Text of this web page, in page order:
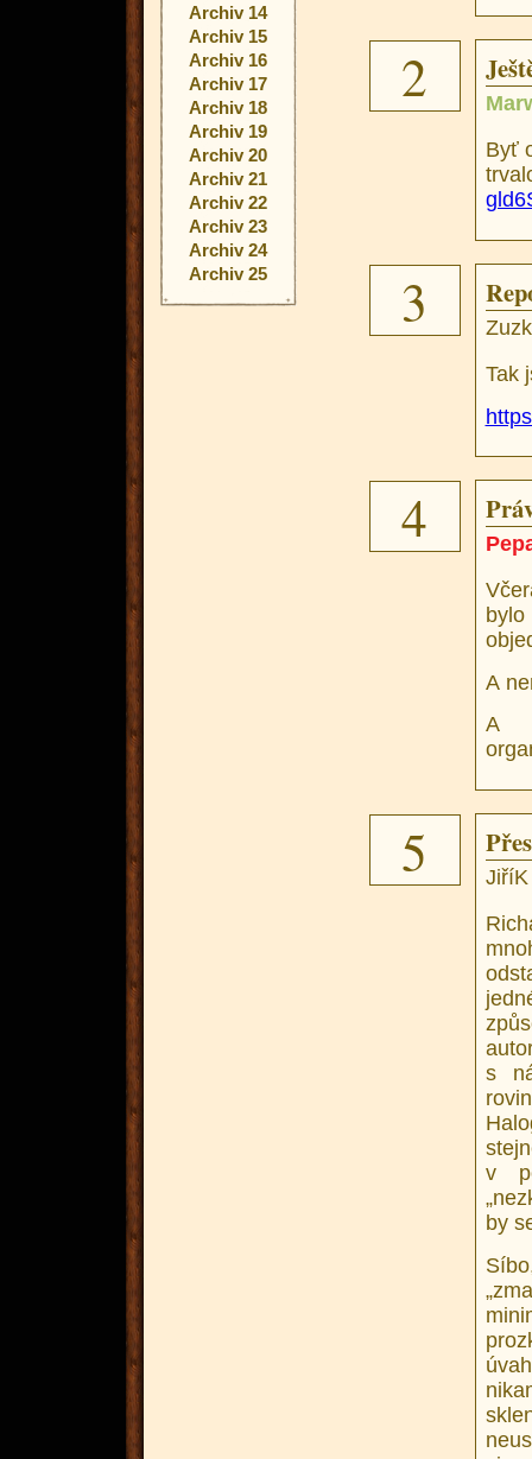
Archiv 14
Archiv 15
Archiv 16
Archiv 17
Archiv 18
Archiv 19
Archiv 20
Archiv 21
Archiv 22
Archiv 23
Archiv 24
Archiv 25
2
Byť
3
Tak
4
A
A
5
JiříK
s
v
by